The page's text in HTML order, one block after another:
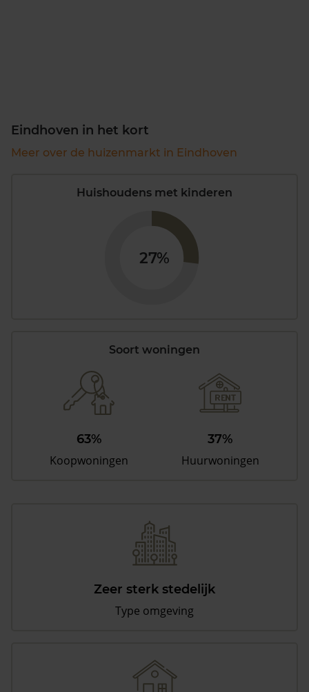
Eindhoven in het kort
Meer over de huizenmarkt in Eindhoven
Huishoudens met kinderen
27%
Soort woningen
63%
Koopwoningen
37%
Huurwoningen
Zeer sterk stedelijk
Type omgeving